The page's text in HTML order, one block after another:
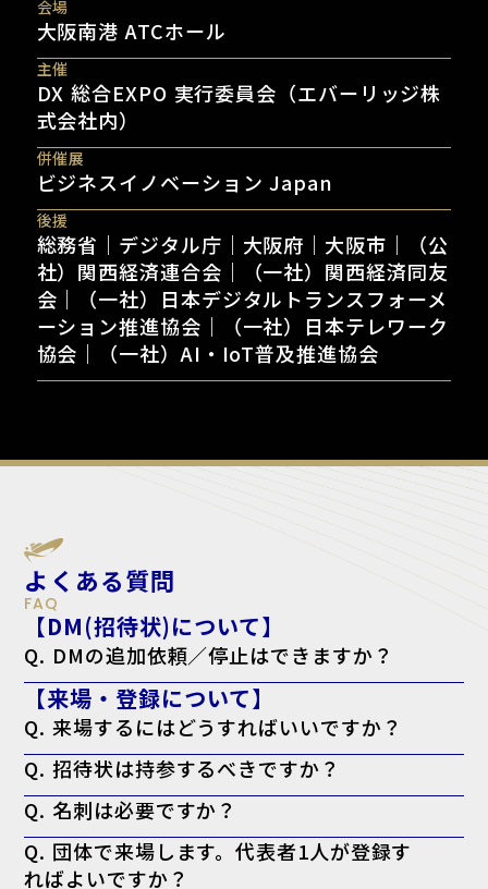
会場
大阪南港 ATCホール
主催
DX 総合EXPO 実行委員会（エバーリッジ株
式会社内）
併催展
ビジネスイノベーション Japan
後援
総務省｜デジタル庁｜大阪府｜大阪市｜（公
社）関西経済連合会｜（一社）関西経済同友
会｜（一社）日本デジタルトランスフォーメ
ーション推進協会｜（一社）日本テレワーク
協会｜（一社）AI・IoT普及推進協会
よくある質問
FAQ
【DM(招待状)について】
Q. DMの追加依頼／停止はできますか？
追加依頼の方はこちら
停止の方こちら
【来場・登録について】
Q. 来場するにはどうすればいいですか？
ッジ（入場証）」を印刷してお持ちください。当日会場でも印刷可能で
すが、混雑回避のため事前の印刷を推奨しております。なお、名刺の提
出は不要です。
Q. 招待状は持参するべきですか？
※特にVIP招待状がお手元に届いてる方で、印刷したバッジに「VIP」
と表示されない場合、バッジに加えてお手元の「VIP招待状」を当日会
場受付までお持ちください。
Q. 名刺は必要ですか？
場可能です。
Q. 団体で来場します。代表者1人が登録す
ればよいですか？